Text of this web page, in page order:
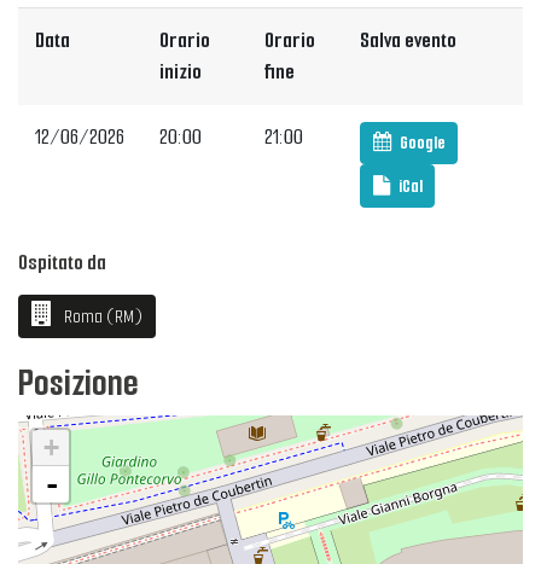
Data
Orario
inizio
Orario
fine
Salva evento
12/06/2026 20:00 21:00
Google
iCal
Ospitato da
Roma (RM)
Posizione
+
-